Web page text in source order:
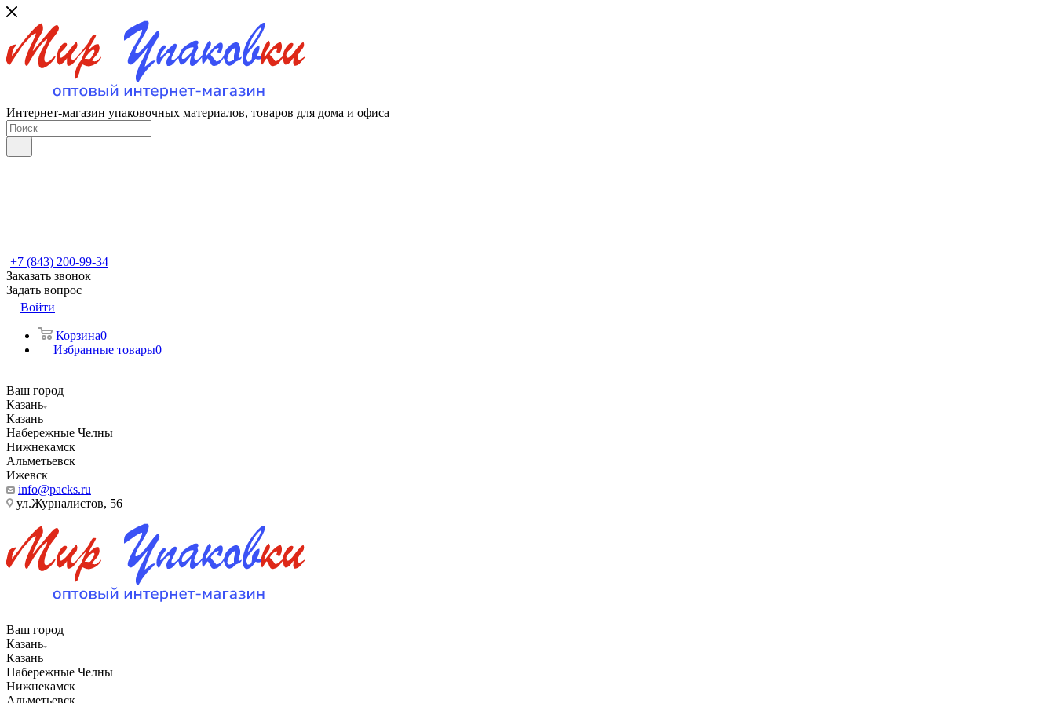
Интернет-магазин упаковочных материалов, товаров для дома и офиса
+7 (843) 200-99-34
Заказать звонок
Задать вопрос
Войти
Корзина0
Избранные товары0
Ваш город
Казань
Казань
Набережные Челны
Нижнекамск
Альметьевск
Ижевск
info@packs.ru
ул.Журналистов, 56
Ваш город
Казань
Казань
Набережные Челны
Нижнекамск
Альметьевск